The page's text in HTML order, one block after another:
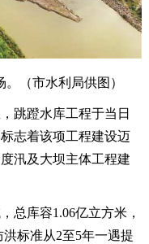
（市水利局供图）
跳蹬水库工程于当日
志着该项工程建设迈
汛及大坝主体工程建
总库容1.06亿立方米，
标准从2至5年一遇提